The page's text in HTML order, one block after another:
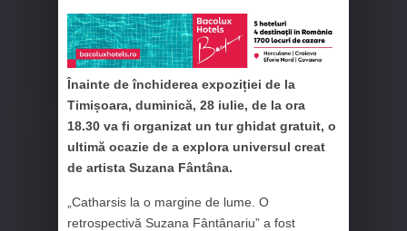
Înainte de închiderea expoziției de la
Timișoara, duminică, 28 iulie, de la ora
18.30 va fi organizat un tur ghidat gratuit, o
ultimă ocazie de a explora universul creat
de artista Suzana Fântâna.
„Catharsis la o margine de lume. O
retrospectivă Suzana Fântânariu” a fost